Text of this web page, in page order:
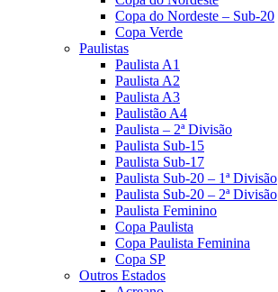
Copa do Nordeste – Sub-20
Copa Verde
Paulistas
Paulista A1
Paulista A2
Paulista A3
Paulistão A4
Paulista – 2ª Divisão
Paulista Sub-15
Paulista Sub-17
Paulista Sub-20 – 1ª Divisão
Paulista Sub-20 – 2ª Divisão
Paulista Feminino
Copa Paulista
Copa Paulista Feminina
Copa SP
Outros Estados